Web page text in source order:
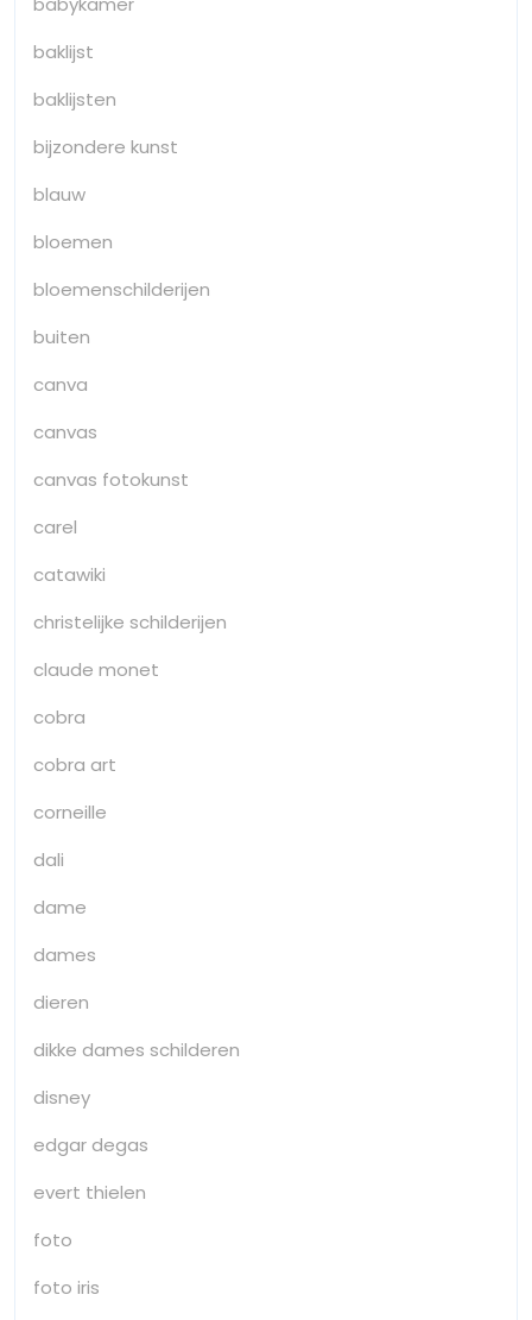
baklijst
baklijsten
bijzondere kunst
blauw
bloemen
bloemenschilderijen
buiten
canva
canvas
canvas fotokunst
carel
catawiki
christelijke schilderijen
claude monet
cobra
cobra art
corneille
dali
dame
dames
dieren
dikke dames schilderen
disney
edgar degas
evert thielen
foto
foto iris